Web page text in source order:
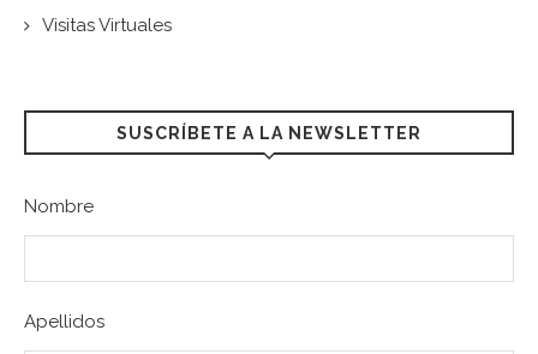
Visitas Virtuales
SUSCRÍBETE A LA NEWSLETTER
Nombre
Apellidos